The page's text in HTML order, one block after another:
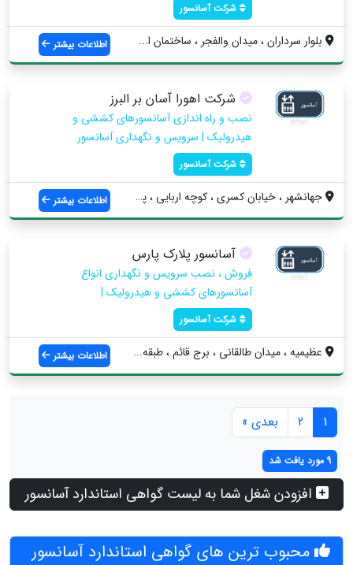
شرکت آسانسور
بلوار سرداران ، میدان والفجر ، ساختمان ا... اطلاعات بیشتر
شرکت اهورا آسان بر البرز
نصب و راه اندازی آسانسورهای کششی و
هیدرولیک | سرویس و نگهداری آسانسور
شرکت آسانسور
جهانشهر ، خیابان کسری ، کوچه اربایی ، پل... اطلاعات بیشتر
آسانسور پلارک پارس
فروش ، نصب سرویس و نگهداری انواع
آسانسورهای کششی و هیدرولیک |
شرکت آسانسور
عظیمیه ، میدان طالقانی ، برج قائم ، طبقه... اطلاعات بیشتر
1
2 بعدی »
9 مورد یافت شد
افزودن شغل شما به لیست گواهی استاندارد آسانسور
محبوب ترین های گواهی استاندارد آسانسور